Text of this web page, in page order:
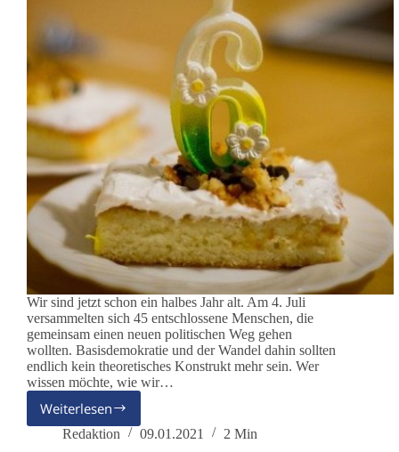
Wir sind jetzt schon ein halbes Jahr alt. Am 4. Juli
versammelten sich 45 entschlossene Menschen, die
gemeinsam einen neuen politischen Weg gehen
wollten. Basisdemokratie und der Wandel dahin sollten
endlich kein theoretisches Konstrukt mehr sein. Wer
wissen möchte, wie wir…
Weiterlesen
6
Monate
Redaktion 09.01.2021 2 Min